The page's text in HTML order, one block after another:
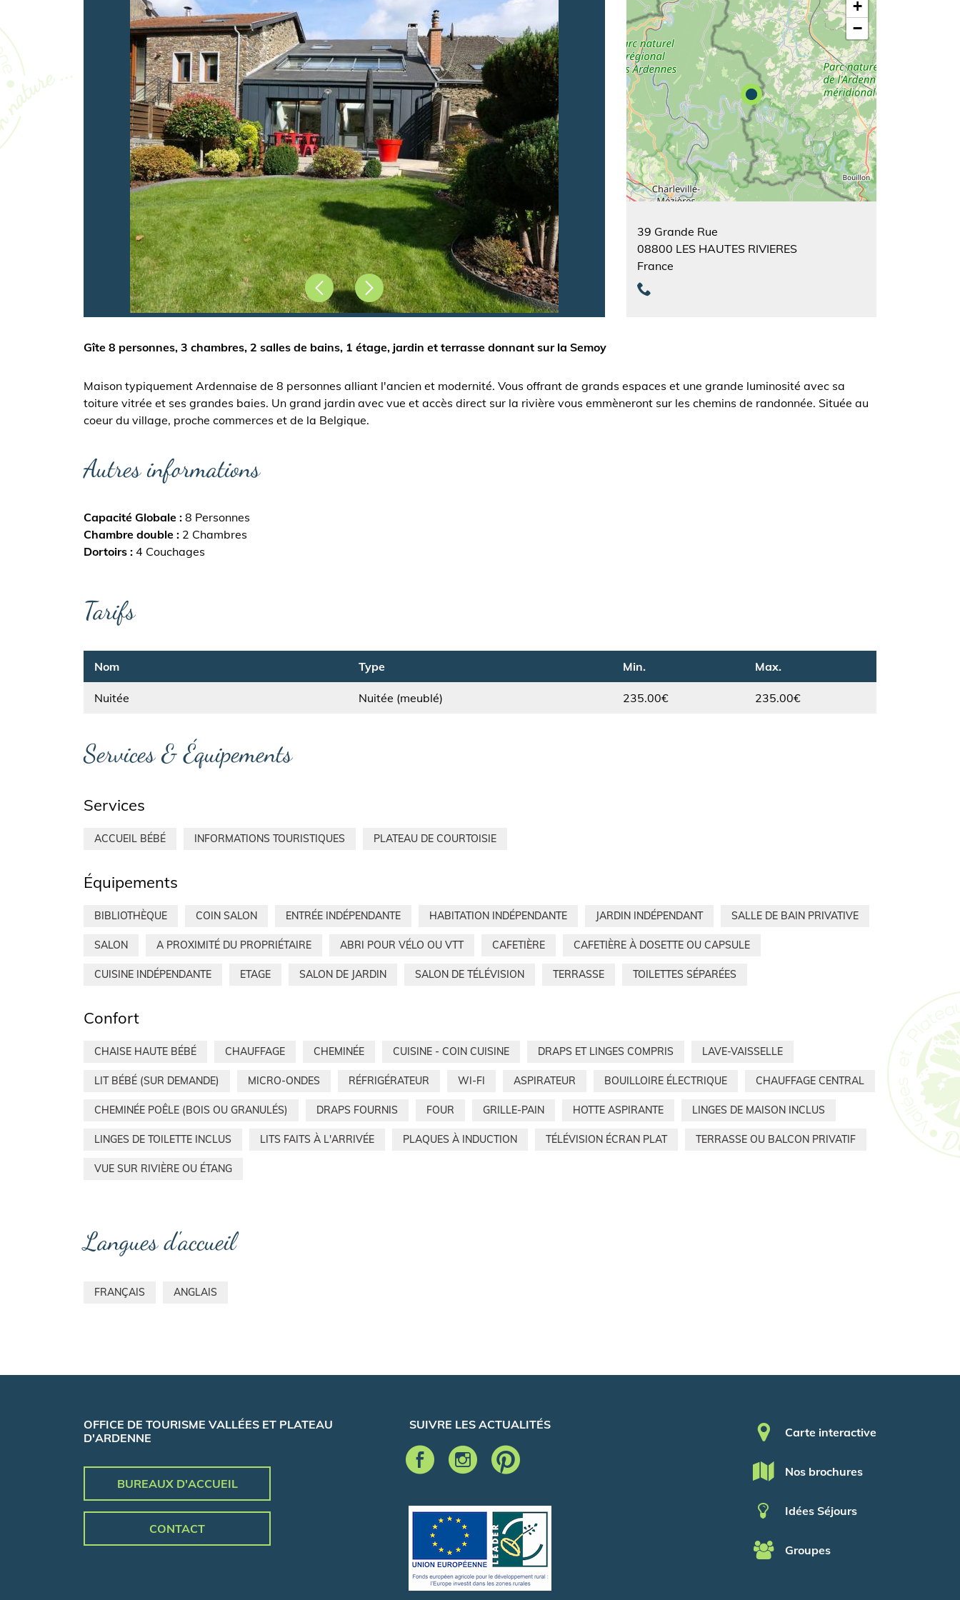
PrécédentSuivant
+
−
39 Grande Rue
08800 LES HAUTES RIVIERES
France
Gîte 8 personnes, 3 chambres, 2 salles de bains, 1 étage, jardin et terrasse donnant sur la Semoy
Maison typiquement Ardennaise de 8 personnes alliant l'ancien et modernité. Vous offrant de grands espaces et une grande luminosité avec sa
toiture vitrée et ses grandes baies. Un grand jardin avec vue et accès direct sur la rivière vous emmèneront sur les chemins de randonnée. Située au
coeur du village, proche commerces et de la Belgique.
Autres informations
Capacité Globale 8 Personnes
Chambre double
2 Chambres
Dortoirs 4 Couchages
Tarifs
Nom
Nuitée
Type
Nuitée (meublé)
Min.
235.00€
Max.
235.00€
Services & Équipements
Services
ACCUEIL BÉBÉ INFORMATIONS TOURISTIQUES PLATEAU DE COURTOISIE
Équipements
BIBLIOTHÈQUE COIN SALON ENTRÉE INDÉPENDANTE HABITATION INDÉPENDANTE JARDIN INDÉPENDANT SALLE DE BAIN PRIVATIVE
SALON A PROXIMITÉ DU PROPRIÉTAIRE ABRI POUR VÉLO OU VTT CAFETIÈRE CAFETIÈRE À DOSETTE OU CAPSULE
CUISINE INDÉPENDANTE ETAGE SALON DE JARDIN SALON DE TÉLÉVISION TERRASSE TOILETTES SÉPARÉES
Confort
CHAISE HAUTE BÉBÉ CHAUFFAGE CHEMINÉE CUISINE - COIN CUISINE DRAPS ET LINGES COMPRIS LAVE-VAISSELLE
LIT BÉBÉ (SUR DEMANDE) MICRO-ONDES RÉFRIGÉRATEUR WI-FI ASPIRATEUR BOUILLOIRE ÉLECTRIQUE CHAUFFAGE CENTRAL
CHEMINÉE POÊLE (BOIS OU GRANULÉS) DRAPS FOURNIS FOUR GRILLE-PAIN HOTTE ASPIRANTE LINGES DE MAISON INCLUS
LINGES DE TOILETTE INCLUS LITS FAITS À L'ARRIVÉE PLAQUES À INDUCTION TÉLÉVISION ÉCRAN PLAT TERRASSE OU BALCON PRIVATIF
VUE SUR RIVIÈRE OU ÉTANG
Langues d'accueil
FRANÇAIS ANGLAIS
OFFICE DE TOURISME VALLÉES ET PLATEAU
D'ARDENNE
BUREAUX D'ACCUEIL
CONTACT
SUIVRE LES ACTUALITÉS Pied de page
Carte interactive
Nos brochures
Idées Séjours
Groupes